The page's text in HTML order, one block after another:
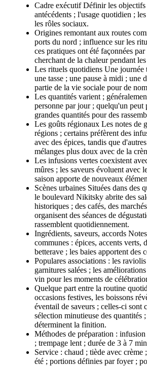
Cadre exécutif Définir les objectifs
antécédents ; l'usage quotidien ;
les rôles sociaux.
Origines remontant aux routes
ports du nord ; influence sur les
ces pratiques ont été façonnées
cherchant de la chaleur pendant
Les rituels quotidiens Une journée
une tasse ; une pause à midi ; une
partie de la vie sociale pour de
Les quantités varient ;
personne par jour ; quelqu'un peut
grandes quantités pour des
Les goûts régionaux Les notes de
régions ; certains préfèrent des
avec des épices, tandis que
mélanges plus doux avec de la
Les infusions vertes coexistent
mûres ; les saveurs évoluent avec
saison apporte de nouveaux
Scènes urbaines Situées dans des
le boulevard Nikitsky abrite des
historiques ; des cafés, des
organisent des séances de
rassemblent quotidiennement.
Ingrédients, saveurs, accords
communes : épices, accents verts,
betterave ; les baies apportent des
Populares associations : les
garnitures salées ; les
vin pour les moments de
Quelque part entre la routine
occasions festives, les boissons
éventail de saveurs ; celles-ci sont
sélection minutieuse des quantités
déterminent la finition.
Méthodes de préparation :
; trempage lent ; durée de 3 à 7
Service : chaud ; tiède avec crème
été ; portions définies par foyer ;